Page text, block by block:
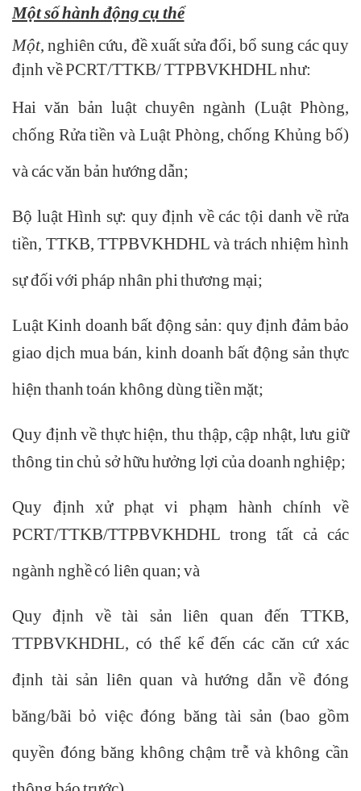
Một số hành động cụ thể
Một, nghiên cứu, đề xuất sửa đổi, bổ sung các quy
định về PCRT/TTKB/ TTPBVKHDHL như:
Hai văn bản luật chuyên ngành (Luật Phòng,
chống Rửa tiền và Luật Phòng, chống Khủng bố)
và các văn bản hướng dẫn;
Bộ luật Hình sự: quy định về các tội danh về rửa
tiền, TTKB, TTPBVKHDHL và trách nhiệm hình
sự đối với pháp nhân phi thương mại;
Luật Kinh doanh bất động sản: quy định đảm bảo
giao dịch mua bán, kinh doanh bất động sản thực
hiện thanh toán không dùng tiền mặt;
Quy định về thực hiện, thu thập, cập nhật, lưu giữ
thông tin chủ sở hữu hưởng lợi của doanh nghiệp;
Quy định xử phạt vi phạm hành chính về
PCRT/TTKB/TTPBVKHDHL trong tất cả các
ngành nghề có liên quan; và
Quy định về tài sản liên quan đến TTKB,
TTPBVKHDHL, có thể kể đến các căn cứ xác
định tài sản liên quan và hướng dẫn về đóng
băng/bãi bỏ việc đóng băng tài sản (bao gồm
quyền đóng băng không chậm trễ và không cần